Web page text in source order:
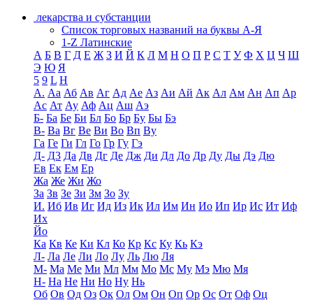
лекарства и субстанции
Список торговых названий на буквы А-Я
1-Z Латинские
А Б В Г Д Е Ж З И Й К Л М Н О П Р С Т У Ф Х Ц Ч Ш
Э Ю Я
5 9 L H
А. Аа Аб Ав Аг Ад Ае Аз Аи Ай Ак Ал Ам Ан Ап Ар
Ас Ат Ау Аф Ац Аш Аэ
Б- Ба Бе Би Бл Бо Бр Бу Бы Бэ
В- Ва Вг Ве Ви Во Вп Ву
Га Ге Ги Гл Го Гр Гу Гэ
Д- Д3 Да Дв Дг Де Дж Ди Дл До Др Ду Ды Дэ Дю
Ев Ек Ем Ер
Жа Же Жи Жо
За Зв Зе Зи Зм Зо Зу
И. Иб Ив Иг Ид Из Ик Ил Им Ин Ио Ип Ир Ис Ит Иф
Их
Йо
Ка Кв Ке Ки Кл Ко Кр Кс Ку Кь Кэ
Л- Ла Ле Ли Ло Лу Ль Лю Ля
М- Ма Ме Ми Мл Мм Мо Мс Му Мэ Мю Мя
Н- На Не Ни Но Ну Нь
Об Ов Од Оз Ок Ол Ом Он Оп Ор Ос От Оф Оц